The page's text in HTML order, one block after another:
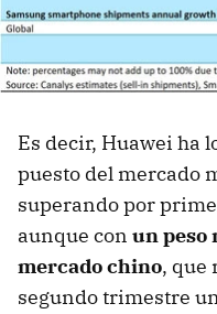
Es decir, Huawei ha
puesto del mercado
superando por
aunque con un peso
mercado chino, que
segundo trimestre